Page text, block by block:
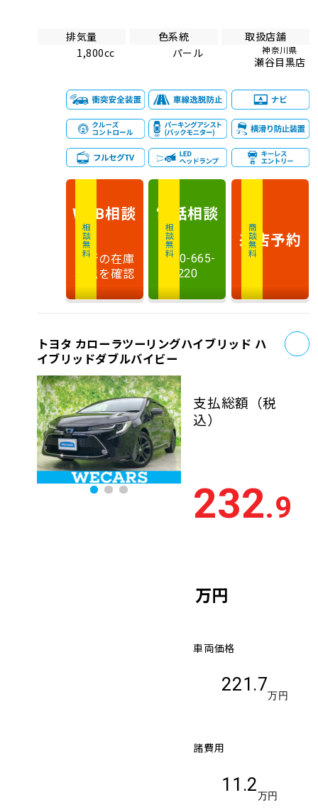
排気量
1,800cc
色系統
パール
取扱店舗
神奈川県
瀬谷目黒店
相談無料
WEB相談
最新の在庫
状況を確認
相談無料
電話相談
0120-665-
220
商談無料
来店予約
トヨタ カローラツーリングハイブリッド ハ
イブリッドダブルバイビー
支払総額 （税
込）
232.9
万円
車両価格
221.7
万円
諸費用
11.2
万円